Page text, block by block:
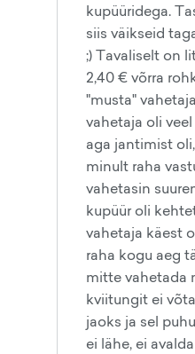
kupüüridega.
siis väikseid
;) Tavaliselt on
2,40 € võrra
"musta"
vahetaja oli
aga jantimist
minult raha
vahetasin
kupüür oli
vahetaja käest
raha kogu aeg
mitte vahetada
kviitungit ei
jaoks ja sel
ei lähe, ei